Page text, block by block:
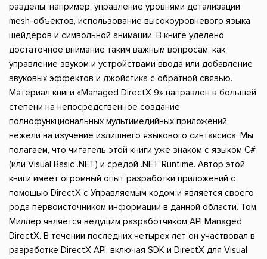
разделы, например, управление уровнями детализации
mesh-объектов, использование высокоуровневого языка
шейдеров и символьной анимации. В книге уделено
достаточное внимание таким важным вопросам, как
управление звуком и устройствами ввода или добавление
звуковых эффектов и джойстика с обратной связью.
Материал книги «Managed DirectX 9» направлен в большей
степени на непосредственное создание
полнофункциональных мультимедийных приложений,
нежели на изучение излишнего языкового синтаксиса. Мы
полагаем, что читатель этой книги уже знаком с языком C#
(или Visual Basic .NET) и средой .NET Runtime. Автор этой
книги имеет огромный опыт разработки приложений с
помощью DirectX с Управляемым кодом и является своего
рода первоисточником информации в данной области. Том
Миллер является ведущим разработчиком API Managed
DirectX. В течении последних четырех лет он участвовал в
разработке DirectX API, включая SDK и DirectX для Visual